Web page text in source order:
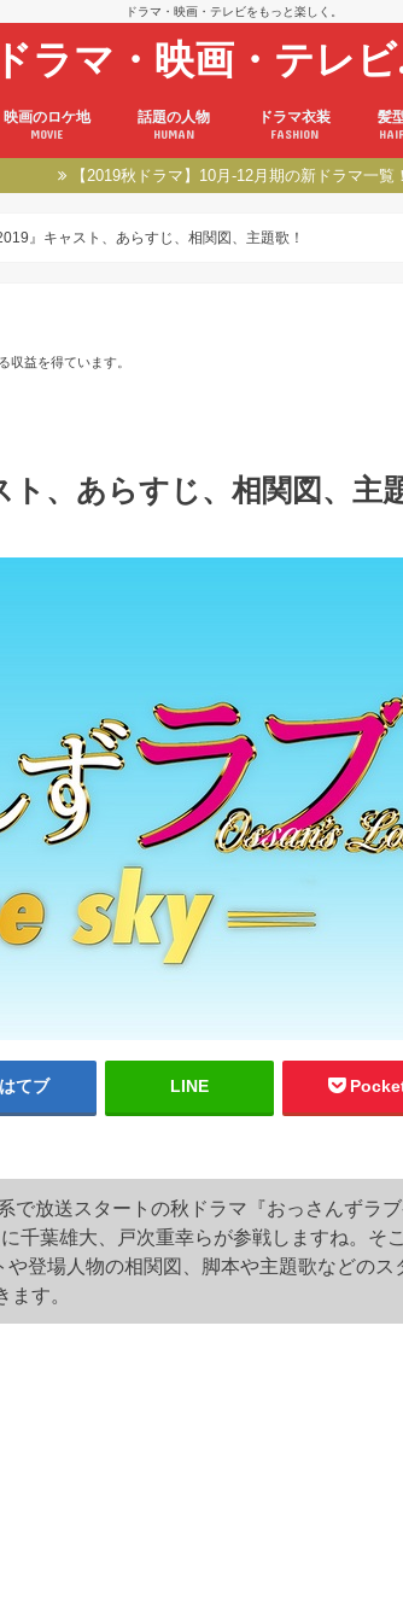
ドラマ・映画・テレビをもっと楽しく。
ドラマ・映画・テレビ
映画のロケ地
MOVIE
話題の人物
HUMAN
ドラマ衣装
FASHION
髪
【2019秋ドラマ】10月-12月期の新ドラマ一覧！
』キャスト、あらすじ、相関図、主題歌！
収益を得ています。
ト、あらすじ、相関図、主
はてブ LINE
で放送スタートの秋ドラマ『おっさんずラ
千葉雄大、戸次重幸らが参戦しますね。そ
登場人物の相関図、脚本や主題歌などのス
す。